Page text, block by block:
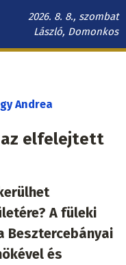
2026. 8. 8., szombat
László, Domonkos
Andrea
az elfelejtett
A füleki
Besztercebányai
és